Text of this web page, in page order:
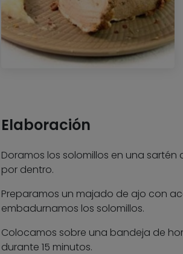
Elaboración
Doramos los solomillos en una
por dentro.
Preparamos un majado de ajo con
embadurnamos los solomillos.
Colocamos sobre una bandeja de
durante 15 minutos.